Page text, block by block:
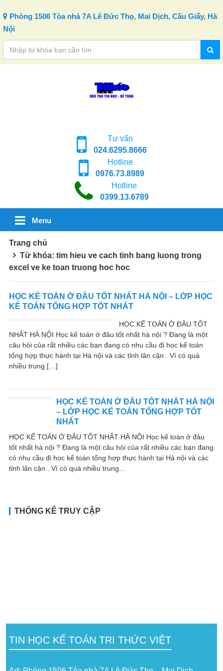
Phòng 1506 Tòa nhà 7A Lê Đức Thọ, Mai Dịch, Cầu Giấy, Hà
Nội
Tư vấn
024.6295.8666
Hotline
0976.73.8989
Hotline
0399.13.6789
Menu
Trang chủ
Từ khóa: tim hieu ve cach tinh bang luong trong
excel ve ke toan truong hoc hoc
HỌC KẾ TOÁN Ở ĐÂU TỐT NHẤT HÀ NỘI – LỚP HỌC
KẾ TOÁN TỔNG HỢP TỐT NHẤT
HỌC KẾ TOÁN Ở ĐÂU TỐT
NHẤT HÀ NỘI Học kế toán ở đâu tốt nhất hà nội ? Đang là một
câu hỏi của rất nhiều các bạn đang có nhu cầu đi học kế toán
tổng hợp thực hành tại Hà nội và các tỉnh lân cận . Vì có quá
nhiều trung […]
HỌC KẾ TOÁN Ở ĐÂU TỐT NHẤT HÀ NỘI
– LỚP HỌC KẾ TOÁN TỔNG HỢP TỐT
NHẤT
HỌC KẾ TOÁN Ở ĐÂU TỐT NHẤT HÀ NỘI Học kế toán ở đâu
tốt nhất hà nội ? Đang là một câu hỏi của rất nhiều các bạn đang
có nhu cầu đi học kế toán tổng hợp thực hành tại Hà nội và các
tỉnh lân cận . Vì có quá nhiều trung...
THỐNG KÊ TRUY CẬP
TIN HỌC KẾ TOÁN TRI THỨC VIỆT